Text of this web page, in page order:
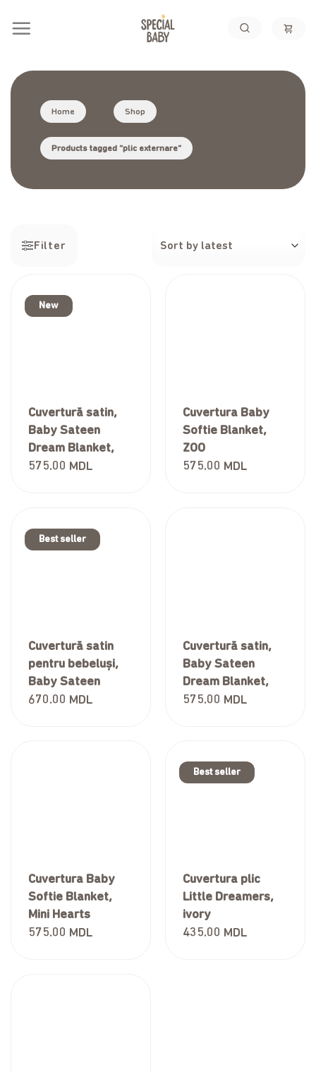
Home Shop
Products tagged “plic externare”
Filter
New
Cuvertură satin,
Baby Sateen
Dream Blanket,
Grey Hearts, 90*90
575.00 MDL
Cuvertura Baby
Softie Blanket,
ZOO
575.00 MDL
Best seller
Cuvertură satin
pentru bebeluși,
Baby Sateen
Coverlet, 90*90 cm
670.00 MDL
Cuvertură satin,
Baby Sateen
Dream Blanket,
Ivory Hearts,
575.00 MDL
Cuvertura Baby
Softie Blanket,
Mini Hearts
575.00 MDL
Best seller
Cuvertura plic
Little Dreamers,
ivory
435.00 MDL